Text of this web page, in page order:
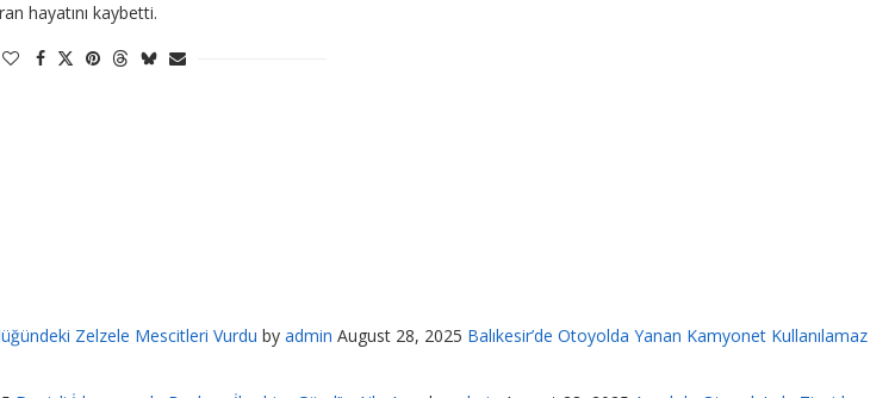
hayatını kaybetti.
Zelzele Mescitleri Vurdu by admin August 28, 2025 Balıkesir’de Otoyolda Yanan Kamyonet Kullanılamaz